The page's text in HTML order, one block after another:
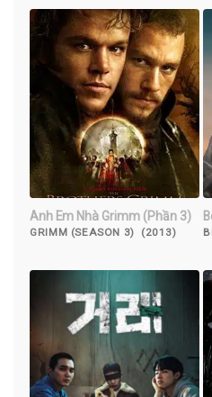
Anh Em Nhà Grimm (Phần 3)
GRIMM (SEASON 3) (2013)